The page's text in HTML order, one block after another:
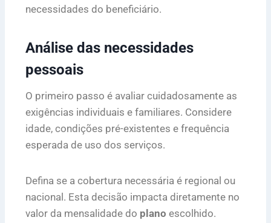
necessidades do beneficiário.
Análise das necessidades
pessoais
O primeiro passo é avaliar cuidadosamente as
exigências individuais e familiares. Considere
idade, condições pré-existentes e frequência
esperada de uso dos serviços.
Defina se a cobertura necessária é regional ou
nacional. Esta decisão impacta diretamente no
valor da mensalidade do plano escolhido.